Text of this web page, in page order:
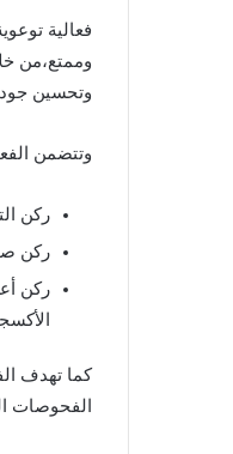
فعالية
وممتع،من
وتحسين
وتتضمن
ركن
ركن
ركن
كما تهدف
الفحوصات